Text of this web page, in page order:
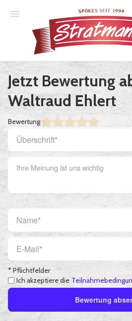
Essener Ehrendoktor
Unsere Komödien
Gastspiele
Gutscheine
Jetzt Bewertung
Waltraud Ehlert
Bewertung
* Pflichtfelder
Ich akzeptiere die
Bewertung